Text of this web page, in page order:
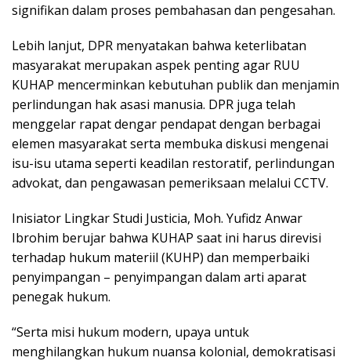
signifikan dalam proses pembahasan dan pengesahan.
Lebih lanjut, DPR menyatakan bahwa keterlibatan
masyarakat merupakan aspek penting agar RUU
KUHAP mencerminkan kebutuhan publik dan menjamin
perlindungan hak asasi manusia. DPR juga telah
menggelar rapat dengar pendapat dengan berbagai
elemen masyarakat serta membuka diskusi mengenai
isu-isu utama seperti keadilan restoratif, perlindungan
advokat, dan pengawasan pemeriksaan melalui CCTV.
Inisiator Lingkar Studi Justicia, Moh. Yufidz Anwar
Ibrohim berujar bahwa KUHAP saat ini harus direvisi
terhadap hukum materiil (KUHP) dan memperbaiki
penyimpangan – penyimpangan dalam arti aparat
penegak hukum.
“Serta misi hukum modern, upaya untuk
menghilangkan hukum nuansa kolonial, demokratisasi